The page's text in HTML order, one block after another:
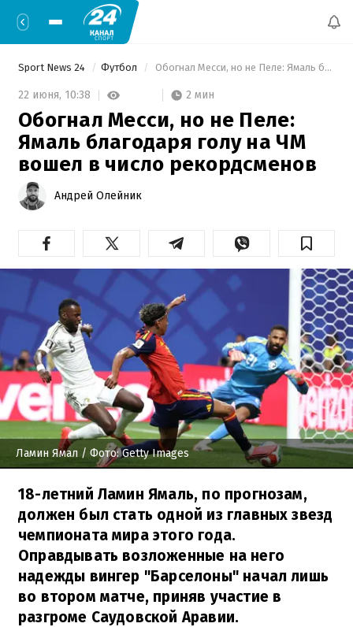
Sport News 24 Футбол Обогнал Месси, но не Пеле: Ямаль благодаря голу на ЧМ вошел в число рекордсменов
22 июня, 10:38 2 мин
Обогнал Месси, но не Пеле:
Ямаль благодаря голу на ЧМ
вошел в число рекордсменов
Андрей Олейник
Ламин Ямал / Фото: Getty Images
18-летний Ламин Ямаль, по прогнозам,
должен был стать одной из главных звезд
чемпионата мира этого года.
Оправдывать возложенные на него
надежды вингер "Барселоны" начал лишь
во втором матче, приняв участие в
разгроме Саудовской Аравии.